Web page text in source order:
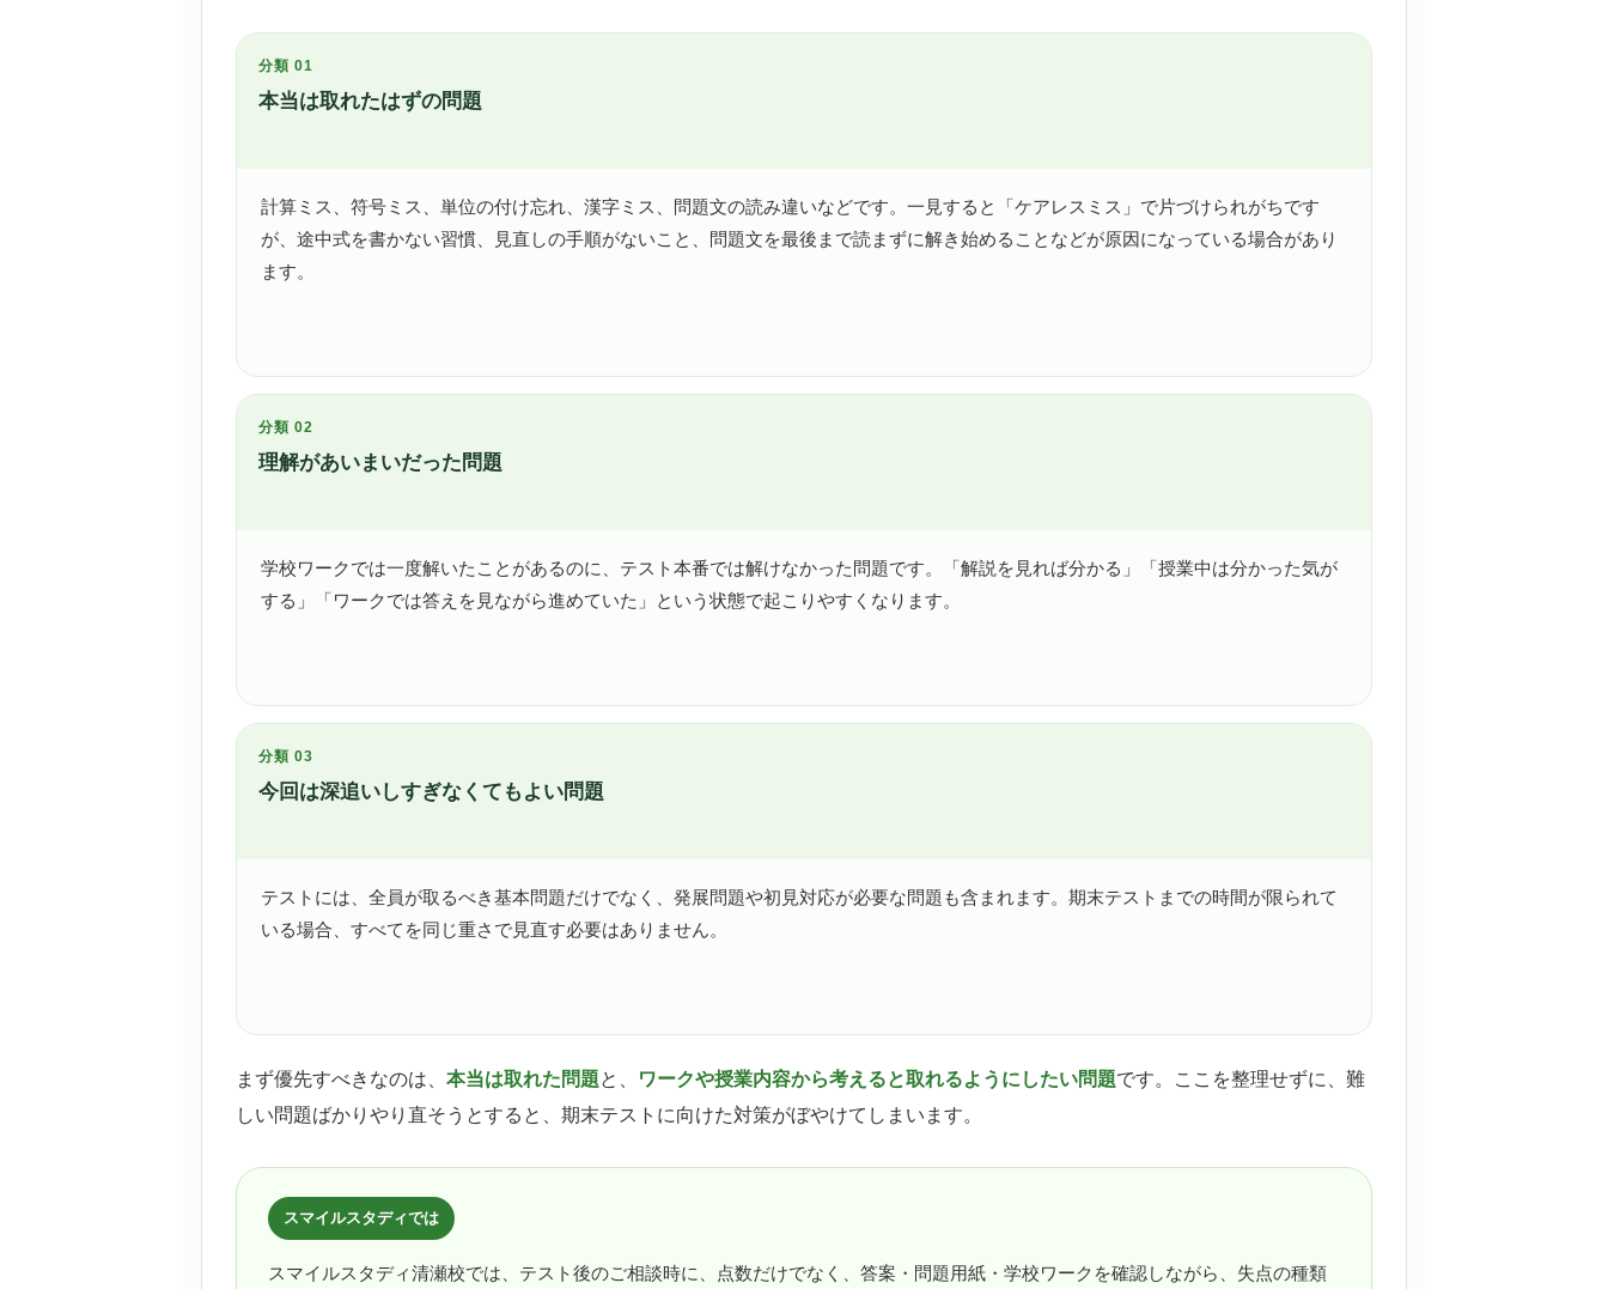
分類 01
本当は取れたはずの問題
計算ミス、符号ミス、単位の付け忘れ、漢字ミス、問題文の読み違いなどです。一見すると「ケアレスミス」で片づけられがちです
が、途中式を書かない習慣、見直しの手順がないこと、問題文を最後まで読まずに解き始めることなどが原因になっている場合があり
ます。
分類 02
理解があいまいだった問題
学校ワークでは一度解いたことがあるのに、テスト本番では解けなかった問題です。「解説を見れば分かる」「授業中は分かった気が
する」「ワークでは答えを見ながら進めていた」という状態で起こりやすくなります。
分類 03
今回は深追いしすぎなくてもよい問題
テストには、全員が取るべき基本問題だけでなく、発展問題や初見対応が必要な問題も含まれます。期末テストまでの時間が限られて
いる場合、すべてを同じ重さで見直す必要はありません。
まず優先すべきなのは、 本当は取れた問題と、 ワークや授業内容から考えると取れるようにしたい問題です。ここを整理せずに、難
しい問題ばかりやり直そうとすると、期末テストに向けた対策がぼやけてしまいます。
スマイルスタディでは
スマイルスタディ清瀬校では、テスト後のご相談時に、点数だけでなく、答案・問題用紙・学校ワークを確認しながら、失点の種類